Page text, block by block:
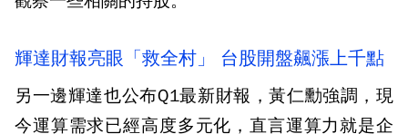
輝達財報亮眼「救全村」 台股開盤飆漲上千點
另一邊輝達也公布Q1最新財報，黃仁勳強調，現
今運算需求已經高度多元化，直言運算力就是企